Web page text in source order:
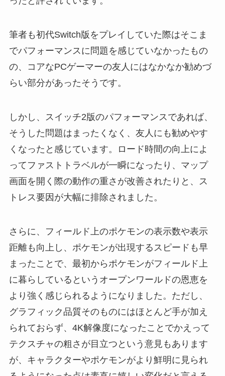
筆者も初代Switch版をプレイしていた際はそこま
でパフォーマンスに問題を感じていなかったもの
の、コアなPCゲーマーの友人にはなかなか勧めづ
らい部分があったそうです。
しかし、スイッチ2版のパフォーマンスであれば、
そうした問題はまったくなく、友人にも勧めやす
くなったと感じています。ロード時間の向上によ
ってファストトラベルが一瞬になったり、マップ
画面を開く際の動作の重さが改善されたりと、ス
トレス要因が大幅に排除されました。
さらに、フィールド上のポケモンの表示数や表示
距離も向上し、ポケモンが出現するスピードも早
まったことで、最初からポケモンがフィールド上
に暮らしているというオープンワールドの恩恵を
より強く感じられるようになりました。ただし、
グラフィック品質そのものにはほとんど手が加え
られておらず、4K解像度になったことでかえって
テクスチャの粗さが目立つという意見もあります
が、キャラクターやポケモンがより鮮明に見られ